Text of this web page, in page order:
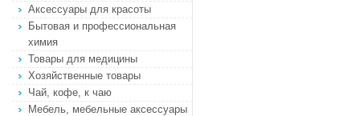
Аксессуары для красоты
Бытовая и профессиональная
химия
Товары для медицины
Хозяйственные товары
Чай, кофе, к чаю
Мебель, мебельные аксессуары